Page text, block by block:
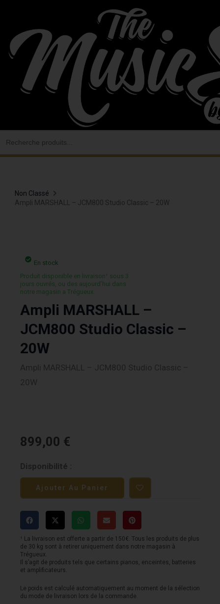
contenu
Non Classé
Ampli MARSHALL – JCM800 Studio Classic – 20W
En stock
Produit disponible en livraison¹ sous 3
jours ouvrés, ou des aujourd’hui dans
notre magasin a Trégueux.
Ampli MARSHALL –
JCM800 Studio Classic –
20W
Ampli MARSHALL – JCM800 Studio Classic –
20W
899,00 €
Disponibilité :
quantité
de
Ampli
MARSHALL
JCM800
Studio
Classic
-
20W
Ajouter Au Panier
¹ La livraison est offerte a partir de 150€. Tous les produits de plus
de 30 kg sont à retirer uniquement dans notre magasin à
Trégueux.
Il s’agit de produits tels que certains pianos, enceintes, batteries
et amplificateurs.
Le poids est calculé automatiquement au moment de la sélection
du mode de livraison lors de la commande.